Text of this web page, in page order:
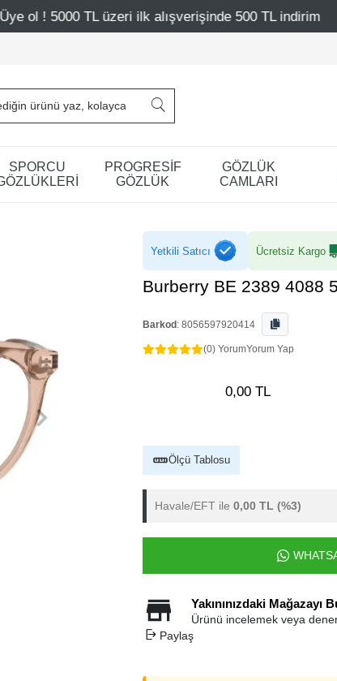
ilk alışverişinde 500 TL indirim
SPORCU
PROGRESİF
GÖZLÜK
GÖZLÜK
CAMLARI
Yetkili Satıcı Ücretsiz Kargo
Burberry BE 2389 4088
Barkod : 8056597920414
(0) YorumYorum Yap
0,00 TL
Ölçü Tablosu
Havale/EFT ile 0,00 TL (%3)
Yakınınızdaki Mağazayı
Ürünü incelemek veya
Paylaş